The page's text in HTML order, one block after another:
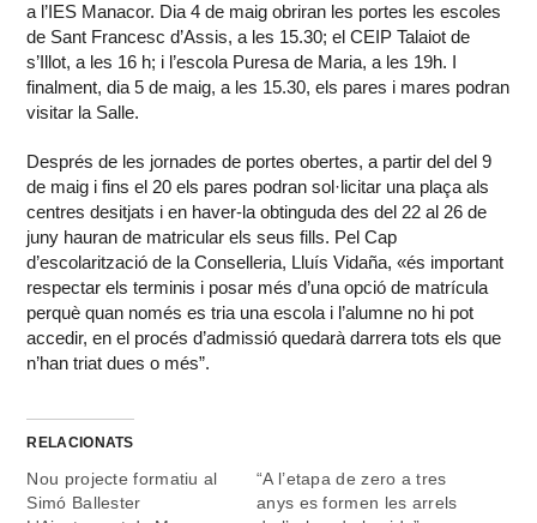
a l’IES Manacor. Dia 4 de maig obriran les portes les escoles
de Sant Francesc d’Assis, a les 15.30; el CEIP Talaiot de
s’Illot, a les 16 h; i l’escola Puresa de Maria, a les 19h. I
finalment, dia 5 de maig, a les 15.30, els pares i mares podran
visitar la Salle.
Després de les jornades de portes obertes, a partir del del 9
de maig i fins el 20 els pares podran sol·licitar una plaça als
centres desitjats i en haver-la obtinguda des del 22 al 26 de
juny hauran de matricular els seus fills. Pel Cap
d’escolarització de la Conselleria, Lluís Vidaña, «és important
respectar els terminis i posar més d’una opció de matrícula
perquè quan només es tria una escola i l’alumne no hi pot
accedir, en el procés d’admissió quedarà darrera tots els que
n’han triat dues o més”.
RELACIONATS
Nou projecte formatiu al
Simó Ballester
“A l’etapa de zero a tres
anys es formen les arrels